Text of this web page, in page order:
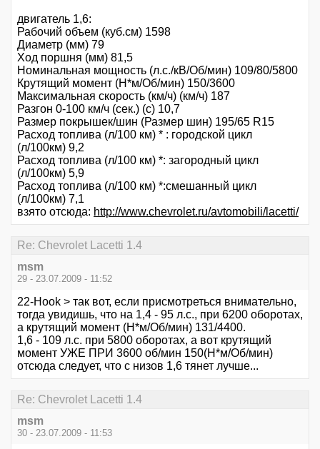
двигатель 1,6:
Рабочий объем (куб.см) 1598
Диаметр (мм) 79
Ход поршня (мм) 81,5
Номинальная мощность (л.с./кВ/Об/мин) 109/80/5800
Крутящий момент (Н*м/Об/мин) 150/3600
Максимальная скорость (км/ч) (км/ч) 187
Разгон 0-100 км/ч (сек.) (с) 10,7
Размер покрышек/шин (Размер шин) 195/65 R15
Расход топлива (л/100 км) * : городской цикл
(л/100км) 9,2
Расход топлива (л/100 км) *: загородный цикл
(л/100км) 5,9
Расход топлива (л/100 км) *:смешанный цикл
(л/100км) 7,1
взято отсюда: http://www.chevrolet.ru/avtomobili/lacetti/
Re: Chevrolet Lacetti 1.4
msm
29 - 23.07.2009 - 11:52
22-Hook > так вот, если присмотреться внимательно,
тогда увидишь, что на 1,4 - 95 л.с., при 6200 оборотах,
а крутящий момент (Н*м/Об/мин) 131/4400.
1,6 - 109 л.с. при 5800 оборотах, а вот крутящий
момент УЖЕ ПРИ 3600 об/мин 150(Н*м/Об/мин)
отсюда следует, что с низов 1,6 тянет лучше...
Re: Chevrolet Lacetti 1.4
msm
30 - 23.07.2009 - 11:53